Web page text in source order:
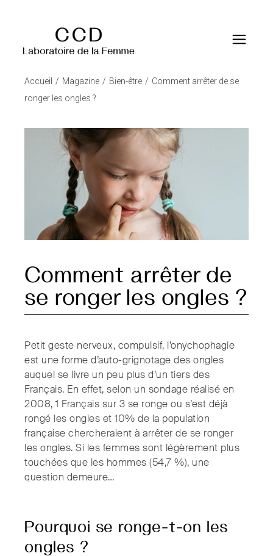
Accueil Magazine Bien-être
Comment arrêter de se
ronger les ongles ?
Comment arrêter de
se ronger les ongles ?
Petit geste nerveux, compulsif, l’onychophagie
est une forme d’auto-grignotage des ongles
auquel se livre un peu plus d’un tiers des
Français. En effet, selon un sondage réalisé en
2008, 1 Français sur 3 se ronge ou s’est déjà
rongé les ongles et 10% de la population
française chercheraient à arrêter de se ronger
les ongles. Si les femmes sont légèrement plus
touchées que les hommes (54,7 %), une
question demeure…
Pourquoi se ronge-t-on les
ongles ?